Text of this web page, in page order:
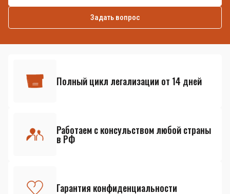
Задать вопрос
Полный цикл легализации от 14 дней
Работаем с консульством любой страны
в РФ
Гарантия конфиденциальности